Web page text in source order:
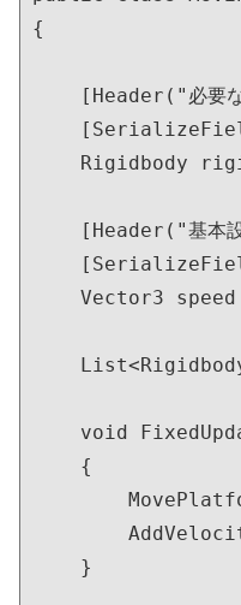
{
[Header("必要な
Rigidbody
[Header("基本
Vector3
void
    {
    }